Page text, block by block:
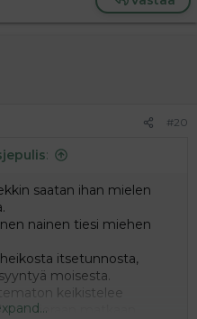
#20
:
saatan ihan mielen
nainen tiesi miehen
itsetunnosta,
moisesta.
keikistelee
vieraan matkaan